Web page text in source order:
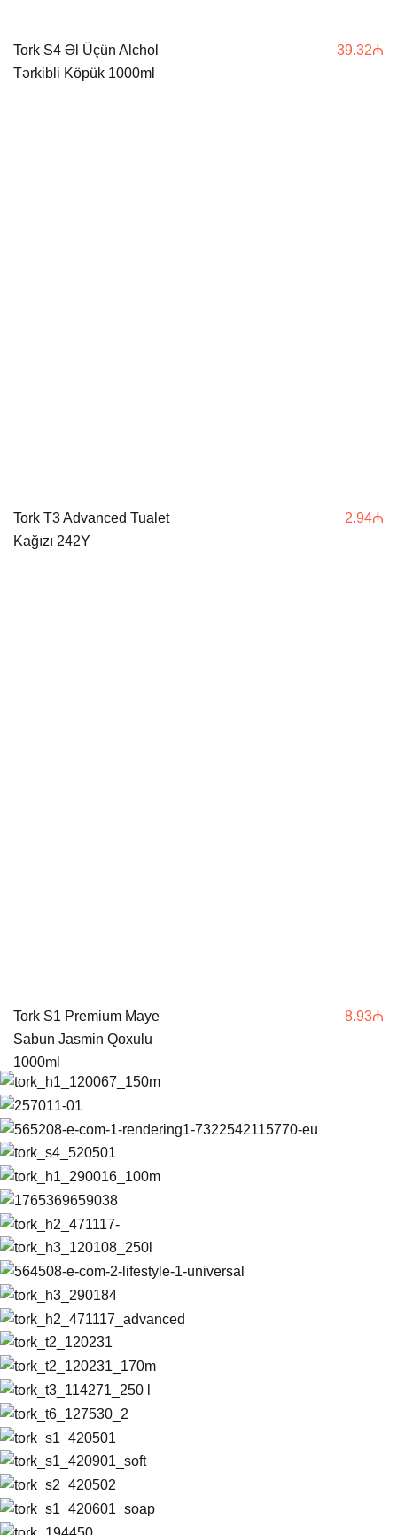
Tork S4 Əl Üçün Alchol
Tərkibli Köpük 1000ml
39.32₼
Tork T3 Advanced Tualet
Kağızı 242Y
2.94₼
Tork S1 Premium Maye
Sabun Jasmin Qoxulu
1000ml
8.93₼